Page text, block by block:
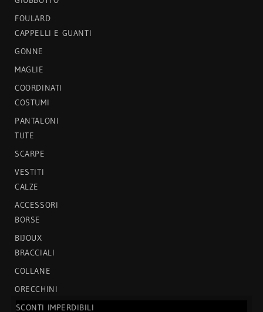
FOULARD
CAPPELLI E GUANTI
GONNE
MAGLIE
COORDINATI
COSTUMI
PANTALONI
TUTE
SCARPE
VESTITI
CALZE
ACCESSORI
BORSE
BIJOUX
BRACCIALI
COLLANE
ORECCHINI
SCONTI IMPERDIBILI